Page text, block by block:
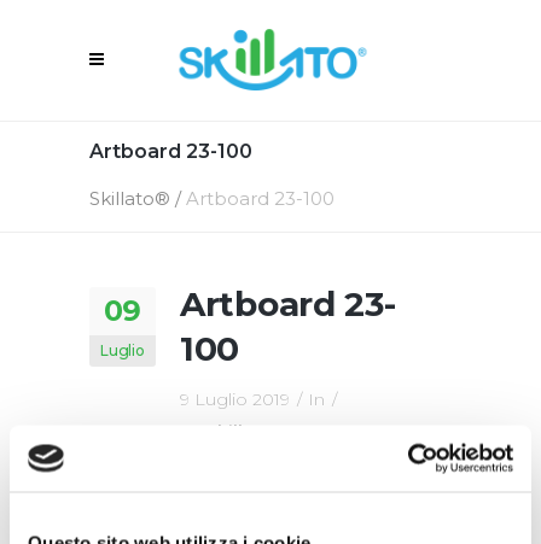
Artboard 23-100
Skillato® /Artboard 23-100
09
Luglio
Artboard 23-
100
9 Luglio 2019
In
Skillato Engage